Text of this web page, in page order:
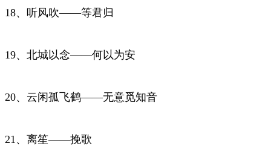
18、听风吹——等君归
19、北城以念——何以为安
20、云闲孤飞鹤——无意觅知音
21、离笙——挽歌